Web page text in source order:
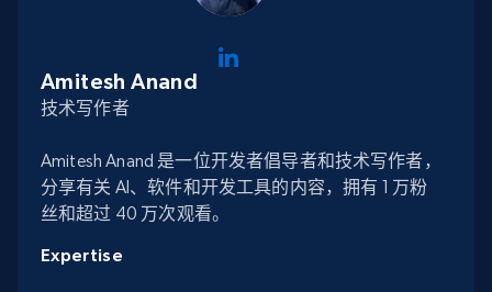
Amitesh Anand
技术写作者
Amitesh Anand 是一位开发者倡导者和技术写作者，
分享有关 AI、软件和开发工具的内容，拥有 1 万粉
丝和超过 40 万次观看。
Expertise